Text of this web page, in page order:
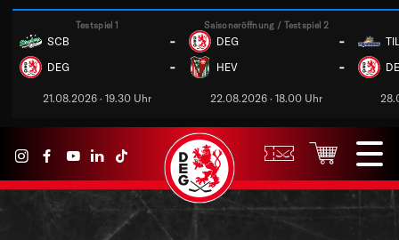
Testspiel 1
SCB -
DEG -
21.08.2026 · 19.30 Uhr
Saisoneröffnung / Testspiel 2
DEG -
HEV -
22.08.2026 · 18.00 Uhr
TIL